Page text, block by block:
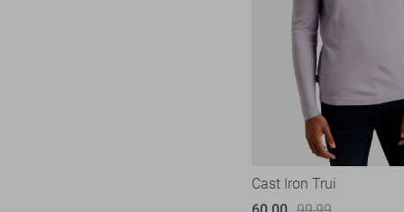
Cast Iron Trui